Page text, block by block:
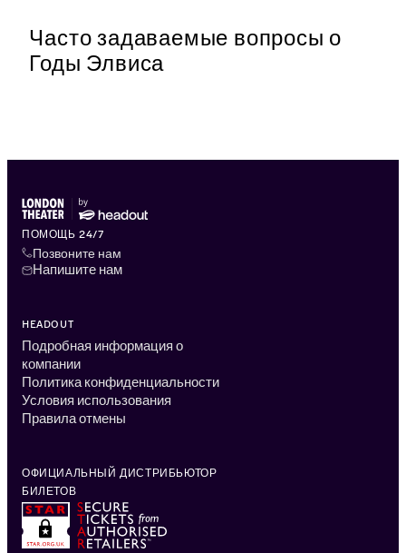
Часто задаваемые вопросы о
Годы Элвиса
ПОМОЩЬ 24/7
Позвоните нам
Напишите нам
HEADOUT
Подробная информация о
компании
Политика конфиденциальности
Условия использования
Правила отмены
ОФИЦИАЛЬНЫЙ ДИСТРИБЬЮТОР
БИЛЕТОВ